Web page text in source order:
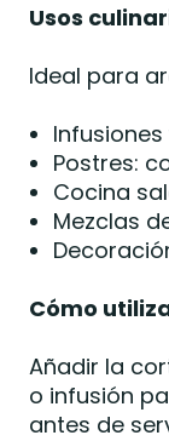
Usos
Ideal para
Postres:
Cocina
Mezclas
Cómo
Añadir la
o infusión
antes de